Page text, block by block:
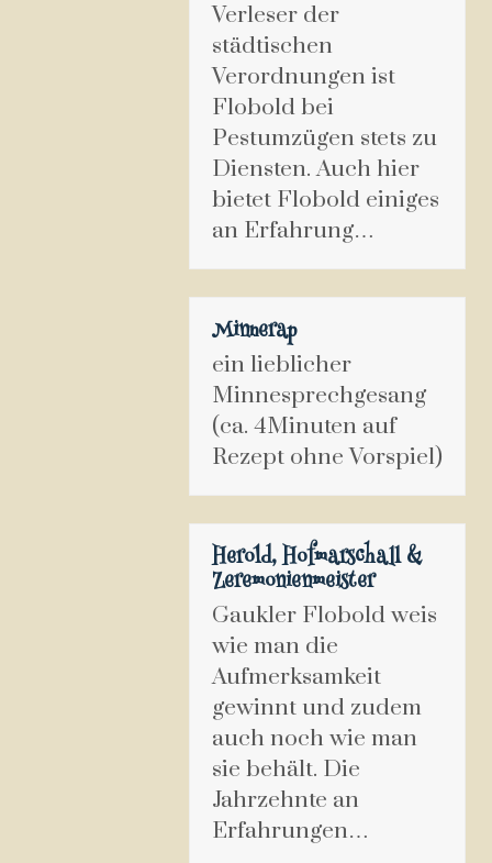
Verleser der
städtischen
Verordnungen ist
Flobold bei
Pestumzügen stets zu
Diensten. Auch hier
bietet Flobold einiges
an Erfahrung…
Minnerap
ein lieblicher
Minnesprechgesang
(ca. 4Minuten auf
Rezept ohne Vorspiel)
Herold, Hofmarschall &
Zeremonienmeister
Gaukler Flobold weis
wie man die
Aufmerksamkeit
gewinnt und zudem
auch noch wie man
sie behält. Die
Jahrzehnte an
Erfahrungen…